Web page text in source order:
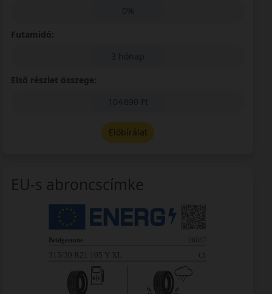
0%
Futamidő:
3 hónap
Első részlet összege:
104 690 Ft
Előbírálat
EU-s abroncscímke